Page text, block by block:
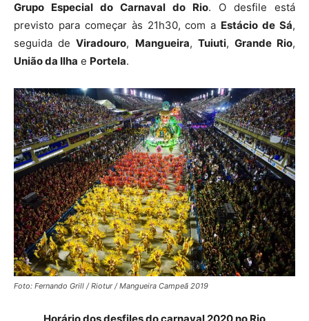
Grupo Especial do Carnaval do Rio. O desfile está
previsto para começar às 21h30, com a Estácio de Sá,
seguida deViradouro, Mangueira, Tuiuti, Grande Rio,
União da Ilha e Portela.
Foto: Fernando Grill / Riotur / Mangueira Campeã 2019